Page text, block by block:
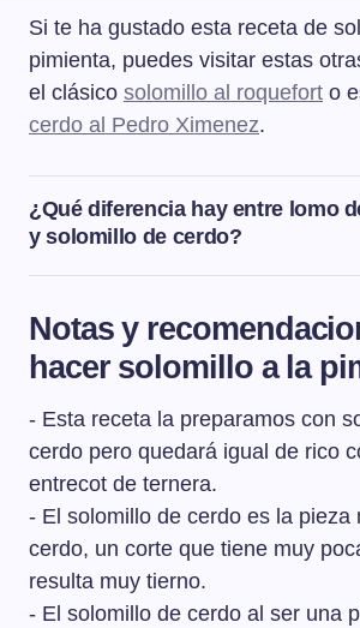
Si te ha gustado esta receta de
pimienta, puedes visitar estas
el clásico solomillo al roquefort o
cerdo al Pedro Ximenez.
¿Qué diferencia hay entre lomo
y solomillo de cerdo?
El solomillo de cerdo es la pieza más
El lomo de cerdo es cada una de las
están situadas a cada lado de la
cerdo, es una pieza mucho más
que el solomillo.
Notas y
hacer solomillo a la
- Esta receta la preparamos con
cerdo pero quedará igual de rico
entrecot de ternera.
- El solomillo de cerdo es la pieza
cerdo, un corte que tiene muy
resulta muy tierno.
- El solomillo de cerdo al ser una